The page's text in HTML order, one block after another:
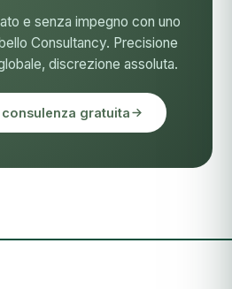
e senza impegno con uno
Consultancy. Precisione
discrezione assoluta.
gratuita